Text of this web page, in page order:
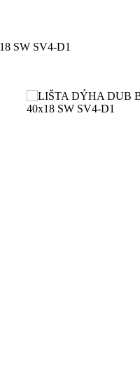
SW SV4-D1